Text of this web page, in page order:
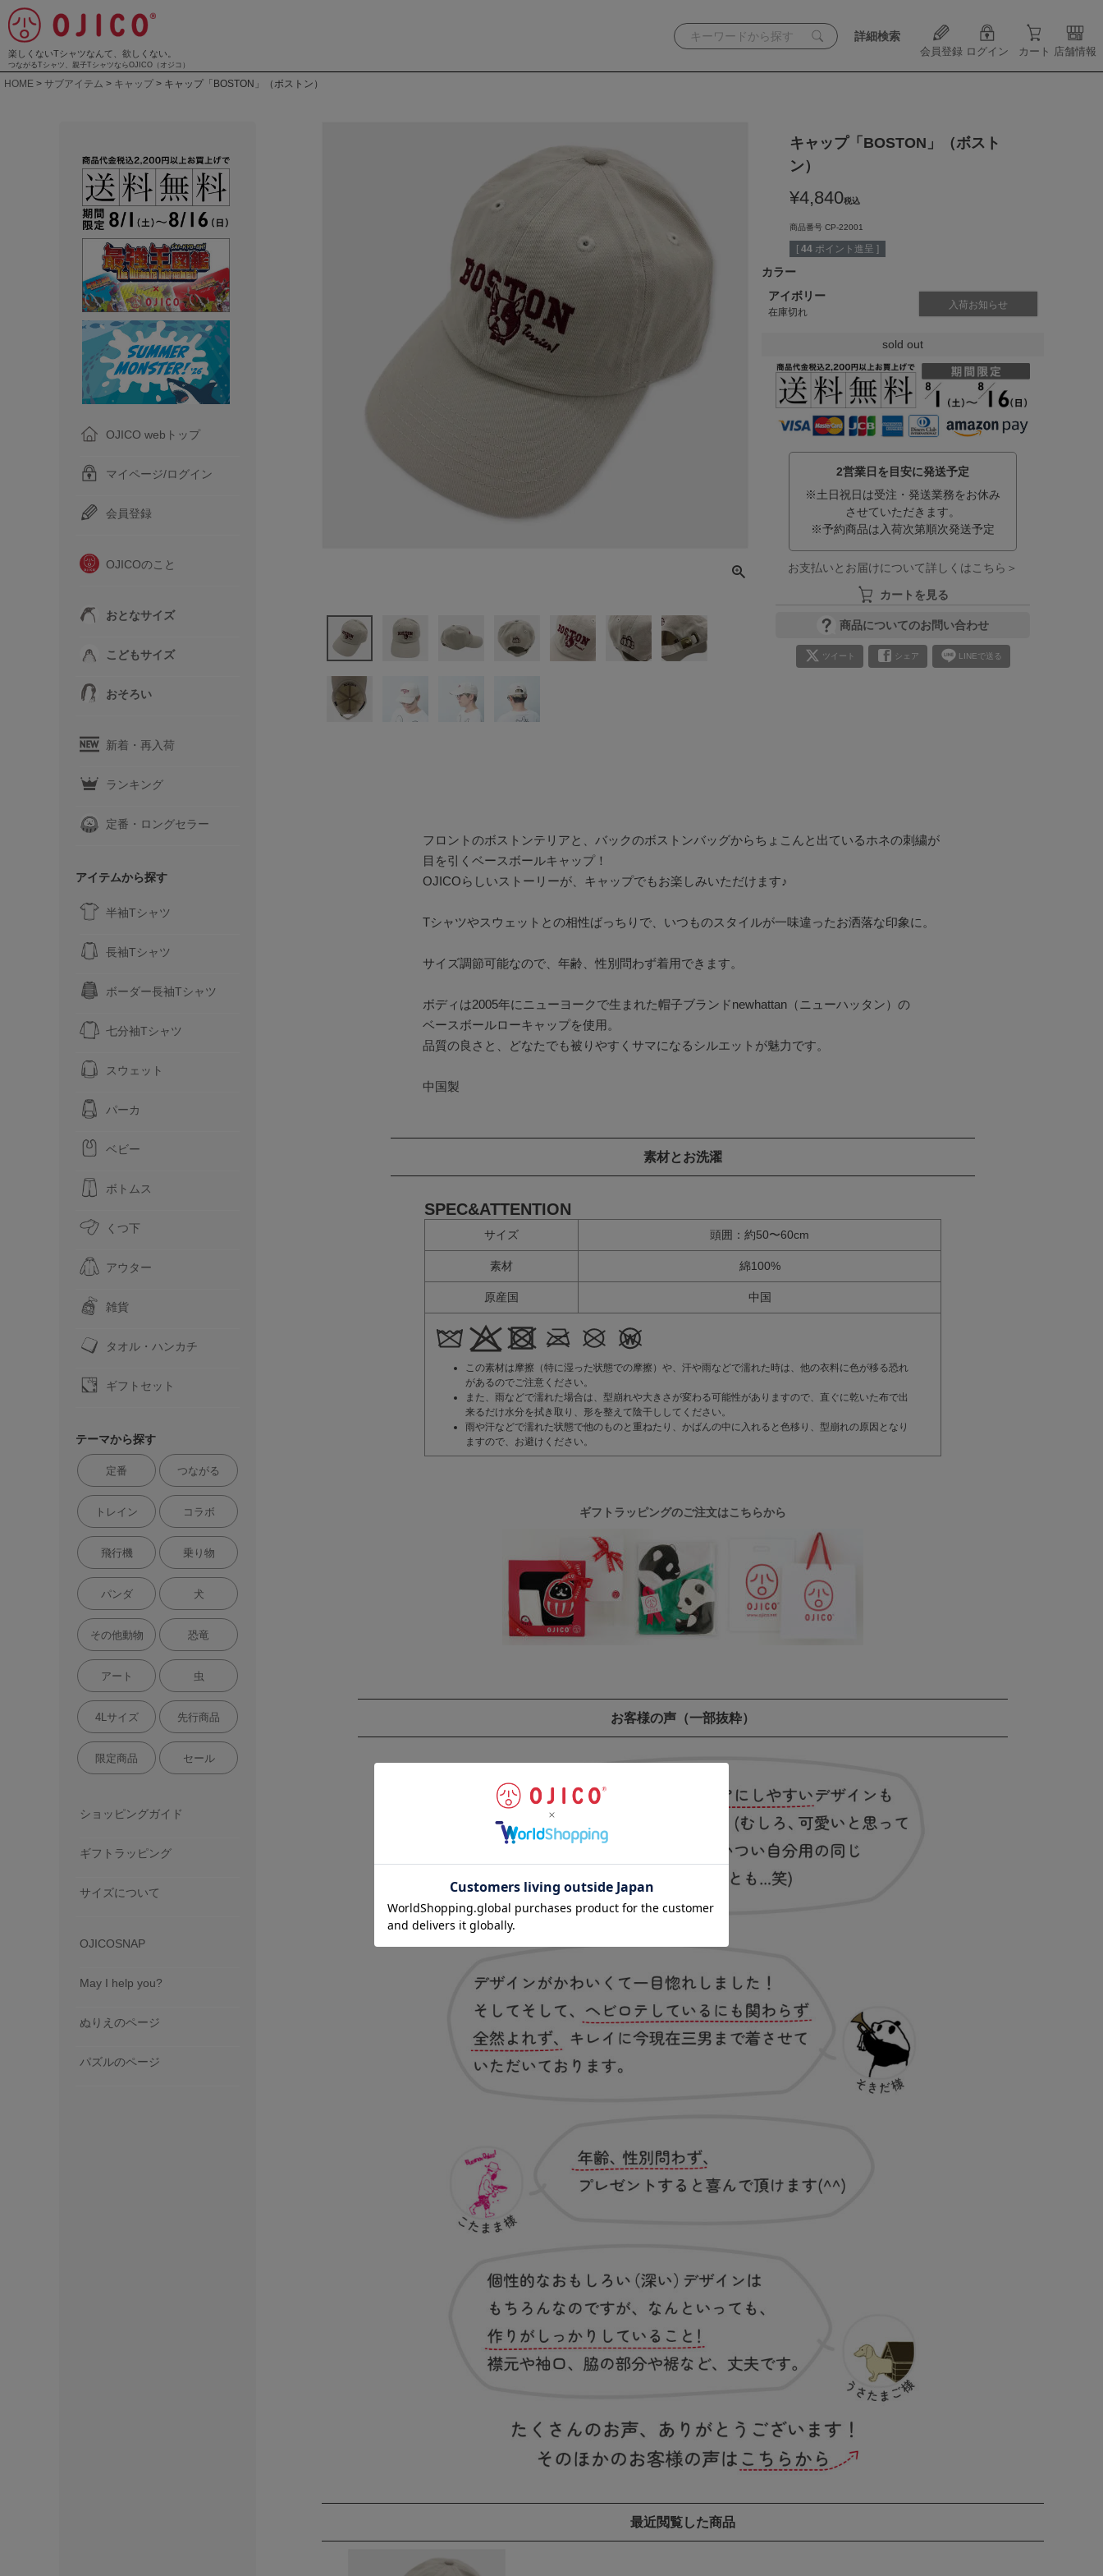
楽しくないTシャツなんて、欲しくない。
つながるTシャツ、親子TシャツならOJICO（オジコ）
詳細検索
会員登録 ログイン カート 店舗情報
HOME サブアイテム キャップ キャップ「BOSTON」（ボストン）
OJICO webトップ
マイページ/ログイン
会員登録
OJICOのこと
おとなサイズ
こどもサイズ
おそろい
新着・再入荷
ランキング
定番・ロングセラー
アイテムから探す
半袖Tシャツ
長袖Tシャツ
ボーダー長袖Tシャツ
七分袖Tシャツ
スウェット
パーカ
ベビー
ボトムス
くつ下
アウター
雑貨
タオル・ハンカチ
ギフトセット
テーマから探す
定番 つながる
トレイン コラボ
飛行機 乗り物
パンダ 犬
その他動物 恐竜
アート 虫
4Lサイズ 先行商品
限定商品 セール
ショッピングガイド
ギフトラッピング
サイズについて
OJICOSNAP
May I help you?
ぬりえのページ
パズルのページ
キャップ「BOSTON」（ボスト
ン）
¥4,840税込
商品番号 CP-22001
[ 44 ポイント進呈 ]
カラー
アイボリー
在庫切れ
入荷お知らせ
sold out
2営業日を目安に発送予定
※土日祝日は受注・発送業務をお休み
させていただきます。
※予約商品は入荷次第順次発送予定
お支払いとお届けについて詳しくはこちら＞
カートを見る
商品についてのお問い合わせ
ツイート シェア LINEで送る
フロントのボストンテリアと、バックのボストンバッグからちょこんと出ているホネの刺繍が
目を引くベースボールキャップ！
OJICOらしいストーリーが、キャップでもお楽しみいただけます♪
Tシャツやスウェットとの相性ばっちりで、いつものスタイルが一味違ったお洒落な印象に。
サイズ調節可能なので、年齢、性別問わず着用できます。
ボディは2005年にニューヨークで生まれた帽子ブランドnewhattan（ニューハッタン）の
ベースボールローキャップを使用。
品質の良さと、どなたでも被りやすくサマになるシルエットが魅力です。
素材とお洗濯
SPEC&ATTENTION
サイズ 頭囲：約50〜60cm
素材 綿100%
原産国 中国
この素材は摩擦（特に湿った状態での摩擦）や、汗や雨などで濡れた時は、他の衣料に色が移る恐れ
があるのでご注意ください。
また、雨などで濡れた場合は、型崩れや大きさが変わる可能性がありますので、直ぐに乾いた布で出
来るだけ水分を拭き取り、形を整えて陰干ししてください。
雨や汗などで濡れた状態で他のものと重ねたり、かばんの中に入れると色移り、型崩れの原因となり
ますので、お避けください。
ギフトラッピングのご注文はこちらから
お客様の声 （一部抜粋）
最近閲覧した商品